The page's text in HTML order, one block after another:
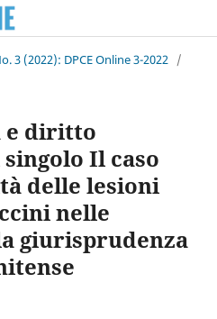
3 (2022): DPCE Online 3-2022 /
e diritto
Il caso
delle lesioni
nelle
giurisprudenza